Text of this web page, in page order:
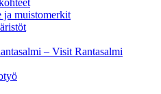
ja muistomerkit
– Visit Rantasalmi